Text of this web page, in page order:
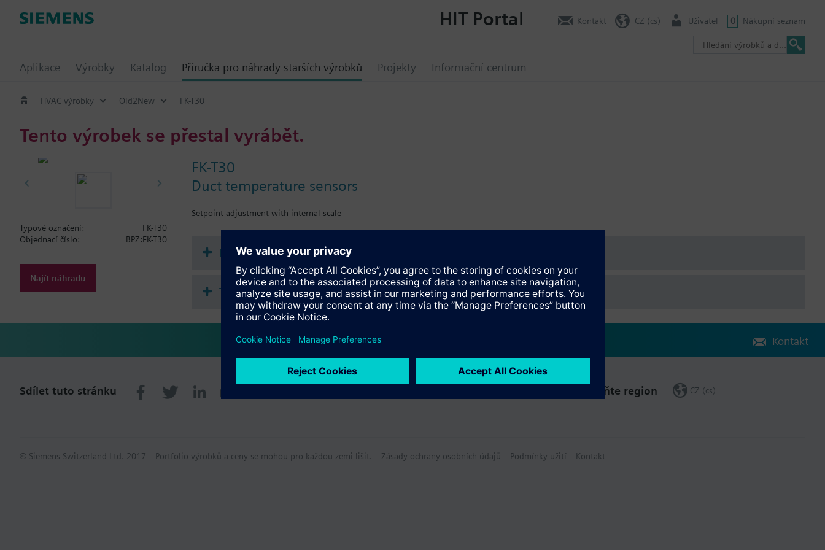
Aplikace Výrobky Katalog Příručka pro náhrady starších výrobků Projekty Informační centrum
HIT Portal Kontakt CZ (cs) Uživatel 0 Nákupní seznam
HVAC výrobky Old2New FK-T30
Tento výrobek se přestal vyrábět.
FK-T30
Duct temperature sensors
Setpoint adjustment with internal scale
Typové označení:
FK-T30
Objednací číslo:
BPZ:FK-T30
Najít náhradu
Dokumentace
Technické údaje
Kontakt
Sdílet tuto stránku Změňte region CZ (cs)
© Siemens Switzerland Ltd. 2017 Portfolio výrobků a ceny se mohou pro každou zemi lišit. Zásady ochrany osobních údajů Podmínky užití Kontakt